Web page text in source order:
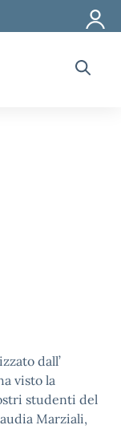
dall’
visto la
studenti del
Marziali,